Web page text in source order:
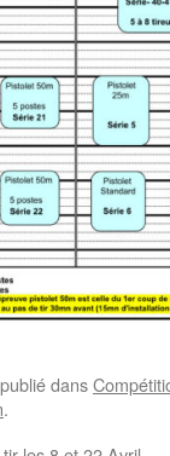
dans
.